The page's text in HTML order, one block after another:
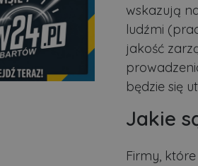
wskazują
ludźmi
jakość
będzie się
Jakie
Firmy,